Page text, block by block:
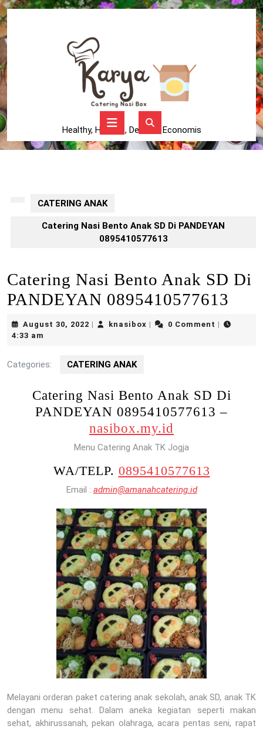
Skip
to
content
Healthy, Higienis, Delicius, Economis
Button
CATERING ANAK
Catering Nasi Bento Anak SD Di PANDEYAN
0895410577613
Catering Nasi Bento Anak SD Di
PANDEYAN 0895410577613
August 30, 2022 Augustknasibox knasibox0 Comment
4:33 am
Categories: CATERING ANAK
Catering Nasi Bento Anak SD Di
PANDEYAN 0895410577613 –
nasibox.my.id
Menu Catering Anak TK Jogja
WA/TELP. 0895410577613
Email : admin@amanahcatering.id
Melayani orderan paket catering anak sekolah, anak SD, anak TK
dengan menu sehat. Dalam aneka kegiatan seperti makan
sehat, akhirussanah, pekan olahraga, acara pentas seni, rapat